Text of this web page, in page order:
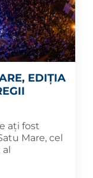
EDIȚIA
ați fost
Mare, cel